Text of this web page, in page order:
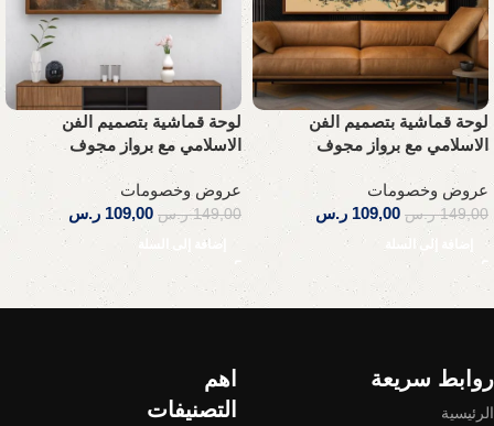
لوحة قماشية بتصميم الفن
الاسلامي مع برواز مجوف
عروض وخصومات
149,00 ر.س 109,00 ر.س
إضافة إلى السلة
لوحة قماشية بتصميم الفن
الاسلامي مع برواز مجوف
عروض وخصومات
149,00 ر.س 109,00 ر.س
إضافة إلى السلة
Read More
روابط سريعة
الرئيسية
اهم
التصنيفات